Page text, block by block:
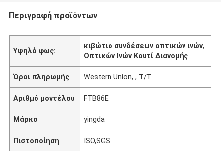
Περιγραφή προϊόντων
Υψηλό φως:
κιβώτιο συνδέσεων οπτικών ινών,
Οπτικών Ινών Κουτί Διανομής
Όροι πληρωμής Western Union, , T/T
Αριθμό μοντέλου FTB86E
Μάρκα yingda
Πιστοποίηση ISO,SGS